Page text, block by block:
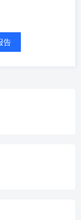
开可获得资料，瑞达
任自负。本报告不构成
的任何意见或建议是否
股份有限公司研究院，
告